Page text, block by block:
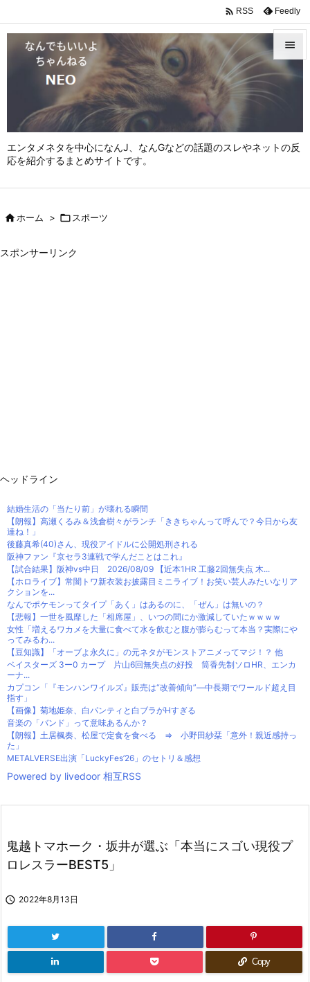
エンタメネタを中心になんJ、なんGなどの話題のスレやネットの反
応を紹介するまとめサイトです。



 RSS Feedly
ホーム >  スポーツ
スポンサーリンク
ヘッドライン
結婚生活の「当たり前」が壊れる瞬間
【朗報】高瀬くるみ＆浅倉樹々がランチ「ききちゃんって呼んで？今日から友
達ね！」
後藤真希(40)さん、現役アイドルに公開処刑される
阪神ファン『京セラ3連戦で学んだことはこれ』
【試合結果】阪神vs中日 2026/08/09 【近本1HR 工藤2回無失点 木...
【ホロライブ】常闇トワ新衣装お披露目ミニライブ！お笑い芸人みたいなリア
クションを...
なんでポケモンってタイプ「あく」はあるのに、「ぜん」は無いの？
【悲報】一世を風靡した「相席屋」、いつの間にか激減していたｗｗｗｗ
女性「増えるワカメを大量に食べて水を飲むと腹が膨らむって本当？実際にや
ってみるわ...
【豆知識】「オーブよ永久に」の元ネタがモンストアニメってマジ！？ 他
ベイスターズ 3ー0 カープ 片山6回無失点の好投 筒香先制ソロHR、エンカ
ーナ...
カプコン「『モンハンワイルズ』販売は“改善傾向”―中長期でワールド超え目
指す」
【画像】菊地姫奈、白パンティと白ブラがHすぎる
音楽の「バンド」って意味あるんか？
【朗報】土居楓奏、松屋で定食を食べる ⇒ 小野田紗栞「意外！親近感持っ
た」
METALVERSE出演「LuckyFes’26」のセトリ＆感想
Powered by livedoor 相互RSS
鬼越トマホーク・坂井が選ぶ「本当にスゴい現役プ
ロレスラーBEST5」
 2022年8月13日
Copy